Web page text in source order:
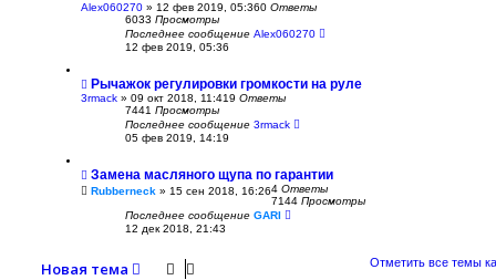
Alex060270 » 12 фев 2019, 05:360 Ответы
6033 Просмотры
Последнее сообщение Alex060270
12 фев 2019, 05:36
Рычажок регулировки громкости на руле
3rmack » 09 окт 2018, 11:419 Ответы
7441 Просмотры
Последнее сообщение 3rmack
05 фев 2019, 14:19
Замена масляного щупа по гарантии
Rubberneck » 15 сен 2018, 16:264 Ответы
7144 Просмотры
Последнее сообщение GARI
12 дек 2018, 21:43
Новая тема Отметить все темы